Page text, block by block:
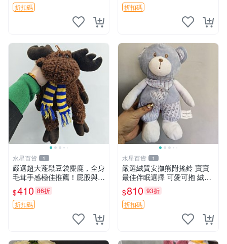
折扣碼
眼
折扣碼
水星百貨 1
嚴選超大蓬鬆豆袋麋鹿，全身
毛茸手感極佳推薦！屁股與四
肢填充均勻，適合收藏與孩童
共賞。 麋鹿 豆袋 毛茸玩具
$410 86折
折扣碼
水星百貨 1
嚴選絨質安撫熊附搖鈴 寶寶
最佳伴眠選擇 可愛可抱 絨毛
玩具 安撫熊 嬰兒用
$810 93折
折扣碼